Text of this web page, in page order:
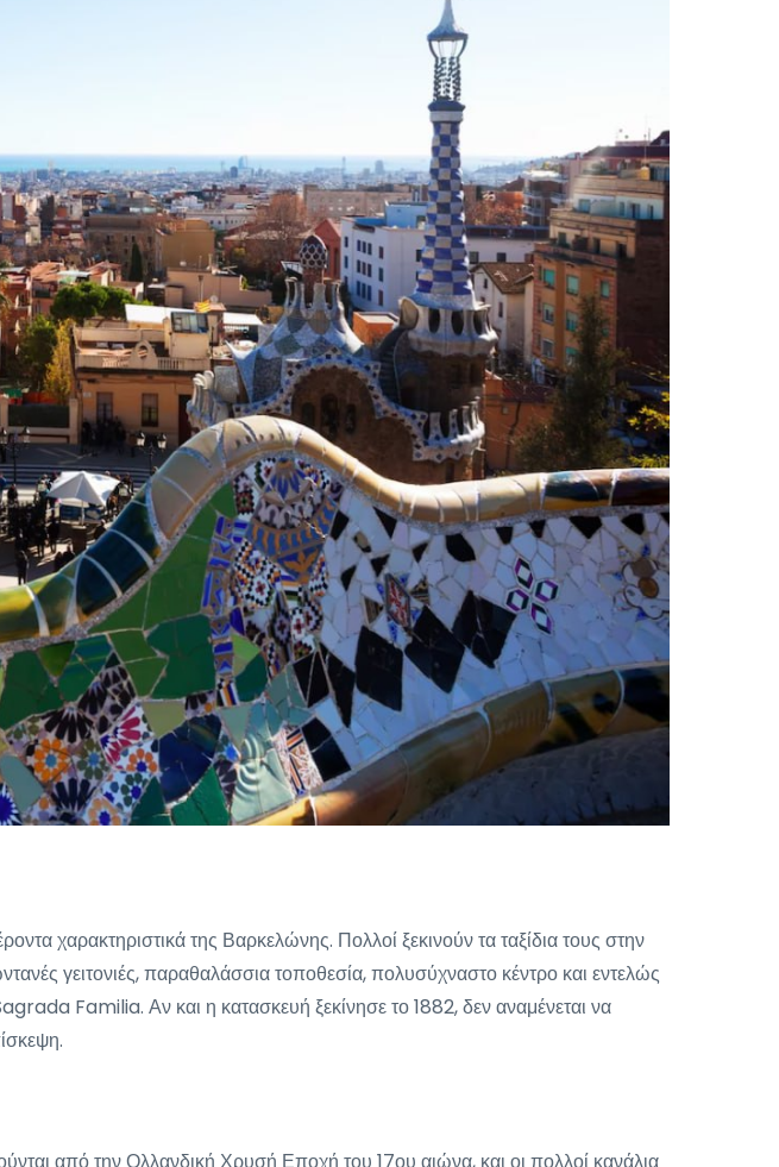
χαρακτηριστικά της Βαρκελώνης. Πολλοί ξεκινούν τα ταξίδια τους στην
γειτονιές, παραθαλάσσια τοποθεσία, πολυσύχναστο κέντρο και εντελώς
Familia. Αν και η κατασκευή ξεκίνησε το 1882, δεν αναμένεται να